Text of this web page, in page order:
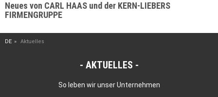
Neues von CARL HAAS und der KERN-LIEBERS
FIRMENGRUPPE
DE Aktuelles
AKTUELLES
So leben wir unser Unternehmen